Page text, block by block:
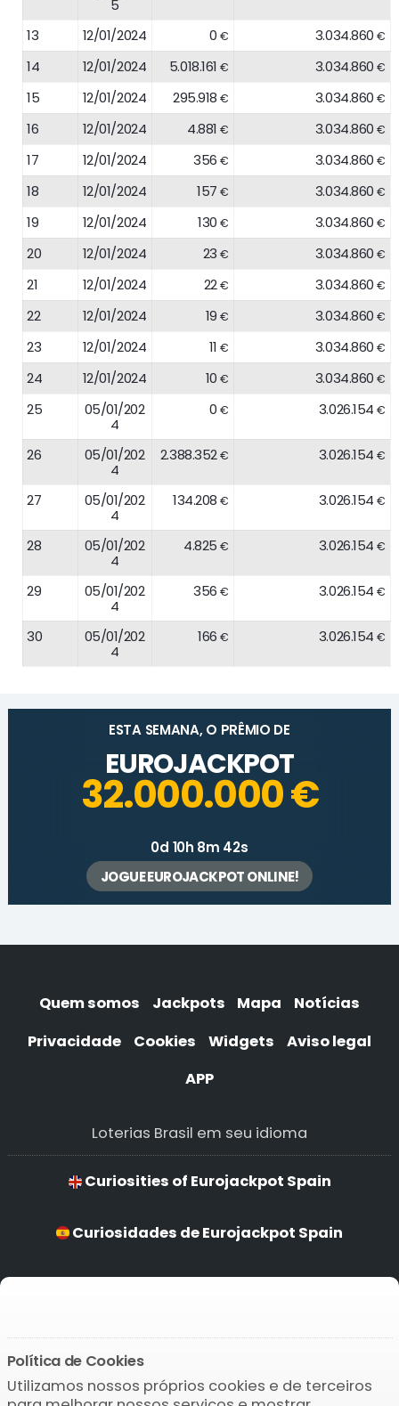
5
13 12/01/2024 0€ 3.034.860€
14 12/01/2024 5.018.161€ 3.034.860€
15 12/01/2024 295.918€ 3.034.860€
16 12/01/2024 4.881€ 3.034.860€
17 12/01/2024 356€ 3.034.860€
18 12/01/2024 157€ 3.034.860€
19 12/01/2024 130€ 3.034.860€
20 12/01/2024 23€ 3.034.860€
21 12/01/2024 22€ 3.034.860€
22 12/01/2024 19€ 3.034.860€
23 12/01/2024 11€ 3.034.860€
24 12/01/2024 10€ 3.034.860€
25
05/01/202
4
0€ 3.026.154€
26
05/01/202
4
2.388.352€ 3.026.154€
27
05/01/202
4
134.208€ 3.026.154€
28
05/01/202
4
4.825€ 3.026.154€
29
05/01/202
4
356€ 3.026.154€
30
05/01/202
4
166€ 3.026.154€
ESTA SEMANA, O PRÊMIO DE
EUROJACKPOT
32.000.000 €
0d 10h 8m 42s
JOGUE EUROJACKPOT ONLINE!
Quem somos Jackpots Mapa
Notícias
Privacidade
Cookies Widgets
Aviso legal
APP
Loterias Brasil em seu idioma
Curiosities of Eurojackpot Spain
Curiosidades de Eurojackpot Spain
Curiosidades de Eurojackpot Spain
Kuriositäten von Eurojackpot Spain
Baixar o APP
Política de Cookies
Utilizamos nossos próprios cookies e de terceiros